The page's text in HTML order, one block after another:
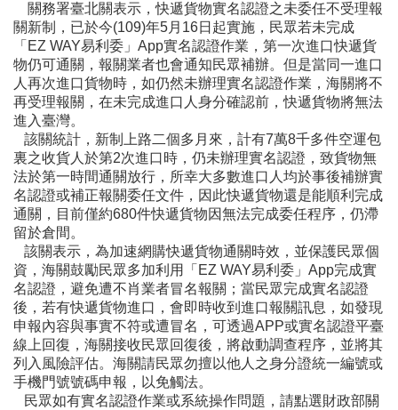
關務署臺北關表示，快遞貨物實名認證之未委任不受理報
關新制，已於今(109)年5月16日起實施，民眾若未完成
「EZ WAY易利委」App實名認證作業，第一次進口快遞貨
物仍可通關，報關業者也會通知民眾補辦。但是當同一進口
人再次進口貨物時，如仍然未辦理實名認證作業，海關將不
再受理報關，在未完成進口人身分確認前，快遞貨物將無法
進入臺灣。
該關統計，新制上路二個多月來，計有7萬8千多件空運包
裏之收貨人於第2次進口時，仍未辦理實名認證，致貨物無
法於第一時間通關放行，所幸大多數進口人均於事後補辦實
名認證或補正報關委任文件，因此快遞貨物還是能順利完成
通關，目前僅約680件快遞貨物因無法完成委任程序，仍滯
留於倉間。
該關表示，為加速網購快遞貨物通關時效，並保護民眾個
資，海關鼓勵民眾多加利用「EZ WAY易利委」App完成實
名認證，避免遭不肖業者冒名報關；當民眾完成實名認證
後，若有快遞貨物進口，會即時收到進口報關訊息，如發現
申報內容與事實不符或遭冒名，可透過APP或實名認證平臺
線上回復，海關接收民眾回復後，將啟動調查程序，並將其
列入風險評估。海關請民眾勿擅以他人之身分證統一編號或
手機門號號碼申報，以免觸法。
民眾如有實名認證作業或系統操作問題，請點選財政部關